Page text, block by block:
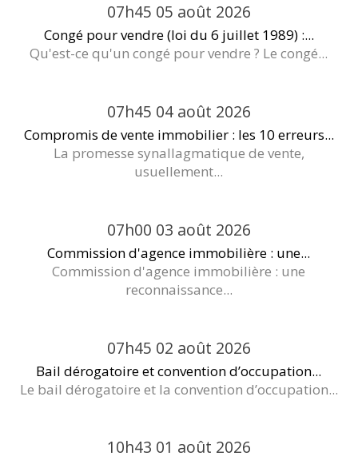
07h45 05 août 2026
Congé pour vendre (loi du 6 juillet 1989) :...
Qu'est-ce qu'un congé pour vendre ? Le congé...
07h45 04 août 2026
Compromis de vente immobilier : les 10 erreurs...
La promesse synallagmatique de vente,
usuellement...
07h00 03 août 2026
Commission d'agence immobilière : une...
Commission d'agence immobilière : une
reconnaissance...
07h45 02 août 2026
Bail dérogatoire et convention d’occupation...
Le bail dérogatoire et la convention d’occupation...
10h43 01 août 2026